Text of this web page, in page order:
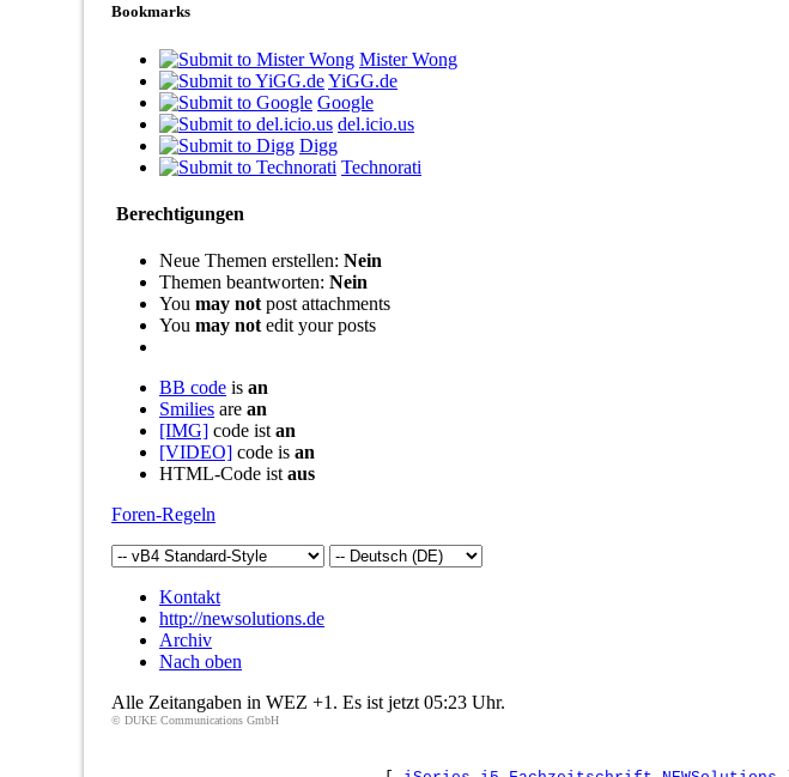
Bookmarks
Mister Wong
YiGG.de
Google
del.icio.us
Digg
Technorati
Berechtigungen
Neue Themen erstellen: Nein
Themen beantworten: Nein
You may not post attachments
You may not edit your posts
BB code is an
Smilies are an
[IMG] code ist an
[VIDEO] code is an
HTML-Code ist aus
Foren-Regeln
Kontakt
http://newsolutions.de
Archiv
Nach oben
Alle Zeitangaben in WEZ +1. Es ist jetzt 05:23 Uhr.
© DUKE Communications GmbH